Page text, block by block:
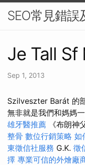
SEO常見錯誤
Je Tall Sf
Sep 1, 2013
Szilveszter Barát 的
無非就是我們和媽媽
雄牙醫推薦 《布朗神
整骨 數位行銷策略 如
東徵信社服務 G.K. 徵
擇 專業可信的外燴廠